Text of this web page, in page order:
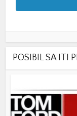
POSIBIL SA ITI